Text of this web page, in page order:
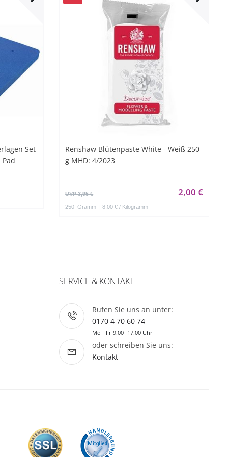
Set
Renshaw Blütenpaste White - Weiß 250
g MHD: 4/2023
UVP 3,95 € 2,00 €
250 Gramm | 8,00 € / Kilogramm
SERVICE & KONTAKT
Rufen Sie uns an unter:
0170 4 70 60 74
Mo - Fr 9.00 -17.00 Uhr
oder schreiben Sie uns:
Kontakt